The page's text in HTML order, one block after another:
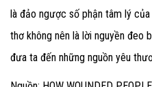
là đảo ngược số phận tâm lý
thơ không nên là lời nguyền đeo
đưa ta đến những nguồn yêu